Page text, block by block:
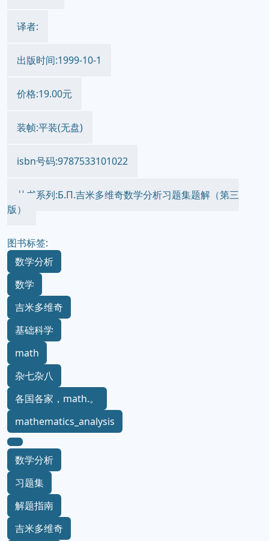
译者:
出版时间:1999-10-1
价格:19.00元
装帧:平装(无盘)
isbn号码:9787533101022
丛书系列:Б.П.吉米多维奇数学分析习题集题解（第三
版）
图书标签:
数学分析
数学
吉米多维奇
基础科学
math
杂七杂八
各国各家，math.。
mathematics_analysis
数学分析
习题集
解题指南
吉米多维奇